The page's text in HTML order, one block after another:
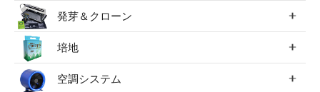
発芽＆クローン
培地
空調システム